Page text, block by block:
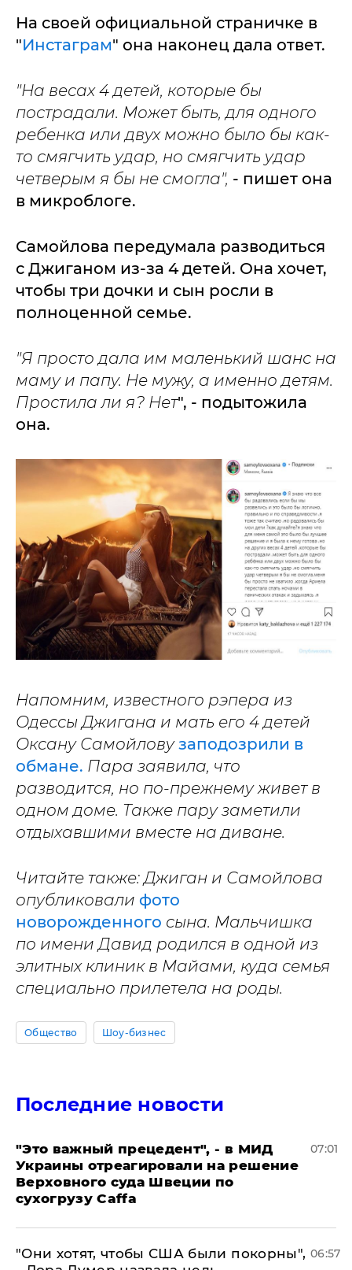
На своей официальной страничке в
"Инстаграм" она наконец дала ответ.
"На весах 4 детей, которые бы
пострадали. Может быть, для одного
ребенка или двух можно было бы как-
то смягчить удар, но смягчить удар
четверым я бы не смогла", - пишет она
в микроблоге.
Самойлова передумала разводиться
с Джиганом из-за 4 детей. Она хочет,
чтобы три дочки и сын росли в
полноценной семье.
"Я просто дала им маленький шанс на
маму и папу. Не мужу, а именно детям.
Простила ли я? Нет", - подытожила
она.
Напомним, известного рэпера из
Одессы Джигана и мать его 4 детей
Оксану Самойловузаподозрили в
обмане. Пара заявила, что
разводится, но по-прежнему живет в
одном доме. Также пару заметили
отдыхавшими вместе на диване.
Читайте также: Джиган и Самойлова
опубликовали фото
новорожденного сына. Мальчишка
по имени Давид родился в одной из
элитных клиник в Майами, куда семья
специально прилетела на роды.
Общество Шоу-бизнес
Последние новости
"Это важный прецедент", - в МИД
Украины отреагировали на решение
Верховного суда Швеции по
сухогрузу Caffa
07:01
"Они хотят, чтобы США были покорны", 06:57